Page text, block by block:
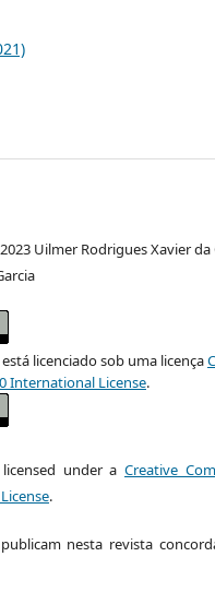
Uilmer Rodrigues Xavier da
licenciado sob uma licença
International License.
under aCreative
.
nesta revista